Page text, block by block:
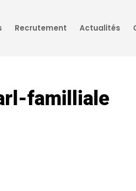
Recrutement Actualités
familliale